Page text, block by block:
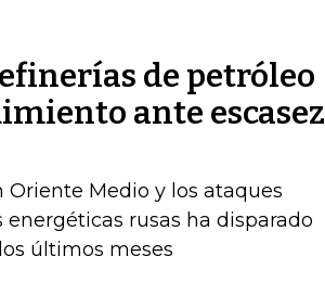
de petróleo
ante escasez
Medio y los ataques
rusas ha disparado
últimos meses